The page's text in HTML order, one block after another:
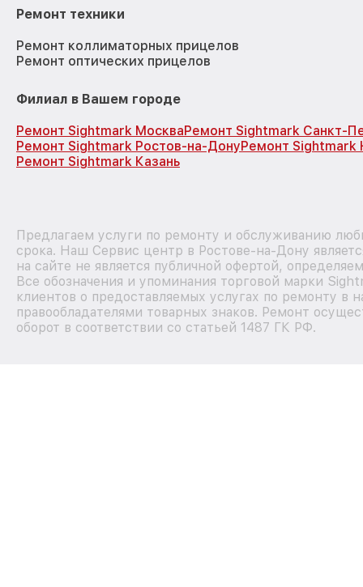
Ремонт техники
Ремонт коллиматорных прицелов
Ремонт оптических прицелов
Филиал в Вашем городе
Ремонт Sightmark МоскваРемонт Sightmark Санкт-
Ремонт Sightmark Ростов-на-ДонуРемонт
Ремонт Sightmark Казань
Предлагаем услуги по ремонту и обслуживанию
срока. Наш Сервис центр в Ростове-на-Дону
на сайте не является публичной офертой,
Все обозначения и упоминания торговой марки
клиентов о предоставляемых услугах по ремонту в
правообладателями товарных знаков. Ремонт
оборот в соответствии со статьей 1487 ГК РФ.